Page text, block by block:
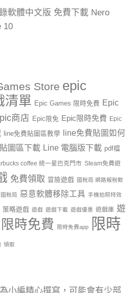
軟體中文版 免費下載 Nero
10
Store epic
清單 Epic Games 限時免費 Epic
商店 Epic限免 Epic限時免費 Epic
line免費貼圖區教學
line免費貼圖如何
圖區下載 Line 電腦版下載 pdf檔
coffee 統一星巴克門市 Steam免費遊
免費領取 冒險遊戲 國稅局 網路報稅軟
稅局 惡意軟體移除工具 手機拍照特效
策略遊戲 遊戲 遊戲下載 遊戲優惠 遊戲庫 遊
限時免費 限時免費app
限時
領取
小編精心撰寫，可能會有少部